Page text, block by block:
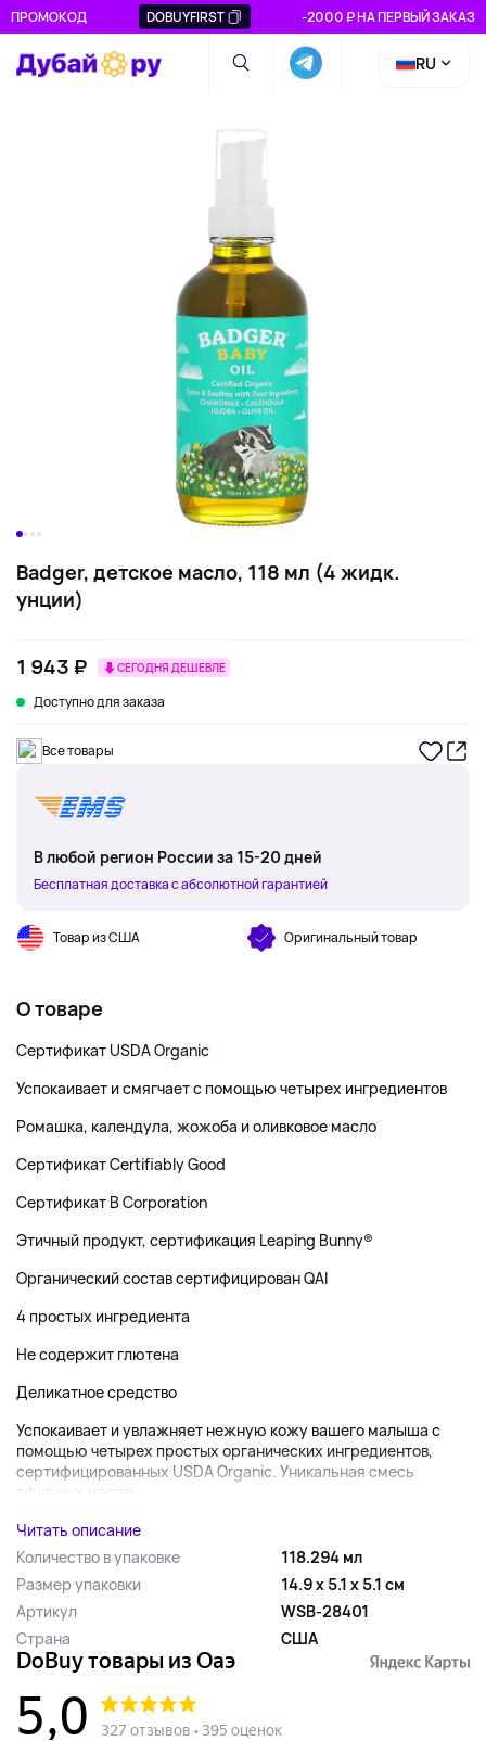
ПРОМОКОД DOBUYFIRST -2000 ₽ НА ПЕРВЫЙ ЗАКАЗ
RU
Badger, детское масло, 118 мл (4 жидк.
унции)
1 943 ₽ СЕГОДНЯ ДЕШЕВЛЕ
Доступно для заказа
Все товары
В любой регион России за 15-20 дней
Бесплатная доставка с абсолютной гарантией
Товар из США Оригинальный товар
О товаре
Сертификат USDA Organic
Успокаивает и смягчает с помощью четырех ингредиентов
Ромашка, календула, жожоба и оливковое масло
Сертификат Certifiably Good
Сертификат B Corporation
Этичный продукт, сертификация Leaping Bunny®
Органический состав сертифицирован QAI
4 простых ингредиента
Не содержит глютена
Деликатное средство
Успокаивает и увлажняет нежную кожу вашего малыша с
помощью четырех простых органических ингредиентов,
сертифицированных USDA Organic. Уникальная смесь
эфирных масел...
Читать описание
Количество в упаковке
118.294 мл
Размер упаковки
14.9 x 5.1 x 5.1 см
Артикул
WSB-28401
Страна
США